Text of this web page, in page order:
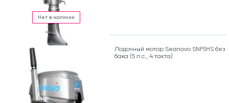
Нет в наличии
Лодочный мотор Seanovo SNF5HS без
бака (5 л.с., 4 такта)